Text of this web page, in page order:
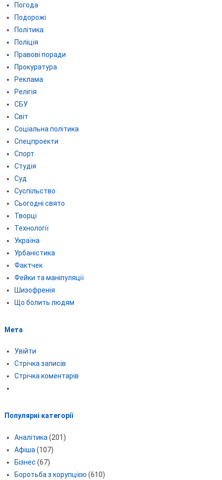
Погода
Подорожі
Політика
Поліція
Правові поради
Прокуратура
Реклама
Релігія
СБУ
Світ
Соціальна політика
Спецпроекти
Спорт
Студія
Суд
Суспільство
Сьогодні свято
Творці
Технології
Україна
Урбаністика
Фактчек
Фейки та маніпуляції
Шизофренія
Що болить людям
Мета
Увійти
Стрічка записів
Стрічка коментарів
Популярні категорії
Аналітика (201)
Афіша (107)
Бізнес (67)
Боротьба з корупцією (610)